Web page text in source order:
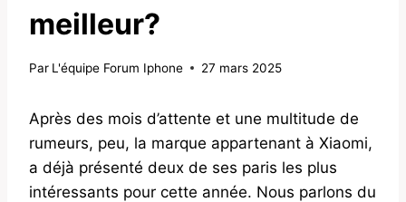
meilleur?
Par L'équipe Forum Iphone 27 mars 2025
Après des mois d’attente et une multitude de
rumeurs, peu, la marque appartenant à Xiaomi,
a déjà présenté deux de ses paris les plus
intéressants pour cette année. Nous parlons du